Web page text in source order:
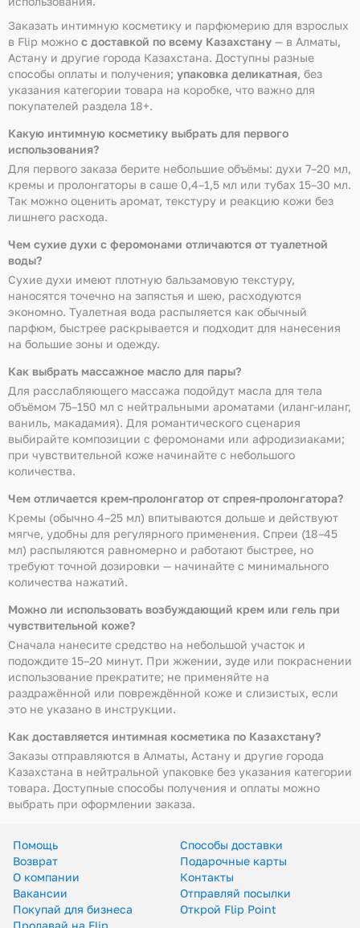
Заказать интимную косметику и парфюмерию для взрослых
в Flip можно с доставкой по всему Казахстану — в Алматы,
Астану и другие города Казахстана. Доступны разные
способы оплаты и получения; упаковка деликатная, без
указания категории товара на коробке, что важно для
покупателей раздела 18+.
Какую интимную косметику выбрать для первого
использования?
Для первого заказа берите небольшие объёмы: духи 7–20 мл,
кремы и пролонгаторы в саше 0,4–1,5 мл или тубах 15–30 мл.
Так можно оценить аромат, текстуру и реакцию кожи без
лишнего расхода.
Чем сухие духи с феромонами отличаются от туалетной
воды?
Сухие духи имеют плотную бальзамовую текстуру,
наносятся точечно на запястья и шею, расходуются
экономно. Туалетная вода распыляется как обычный
парфюм, быстрее раскрывается и подходит для нанесения
на большие зоны и одежду.
Как выбрать массажное масло для пары?
Для расслабляющего массажа подойдут масла для тела
объёмом 75–150 мл с нейтральными ароматами (иланг-иланг,
ваниль, макадамия). Для романтического сценария
выбирайте композиции с феромонами или афродизиаками;
при чувствительной коже начинайте с небольшого
количества.
Чем отличается крем-пролонгатор от спрея-пролонгатора?
Кремы (обычно 4–25 мл) впитываются дольше и действуют
мягче, удобны для регулярного применения. Спреи (18–45
мл) распыляются равномерно и работают быстрее, но
требуют точной дозировки — начинайте с минимального
количества нажатий.
Можно ли использовать возбуждающий крем или гель при
чувствительной коже?
Сначала нанесите средство на небольшой участок и
подождите 15–20 минут. При жжении, зуде или покраснении
использование прекратите; не применяйте на
раздражённой или повреждённой коже и слизистых, если
это не указано в инструкции.
Как доставляется интимная косметика по Казахстану?
Заказы отправляются в Алматы, Астану и другие города
Казахстана в нейтральной упаковке без указания категории
товара. Доступные способы получения и оплаты можно
выбрать при оформлении заказа.
Помощь
Способы доставки
Возврат
Подарочные карты
О компании
Контакты
Вакансии
Отправляй посылки
Покупай для бизнеса
Открой Flip Point
Продавай на Flip